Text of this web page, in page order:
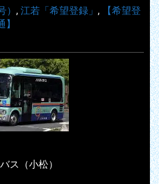
, 江若「希望登録」 ,
【希望登
】
ス（小松）